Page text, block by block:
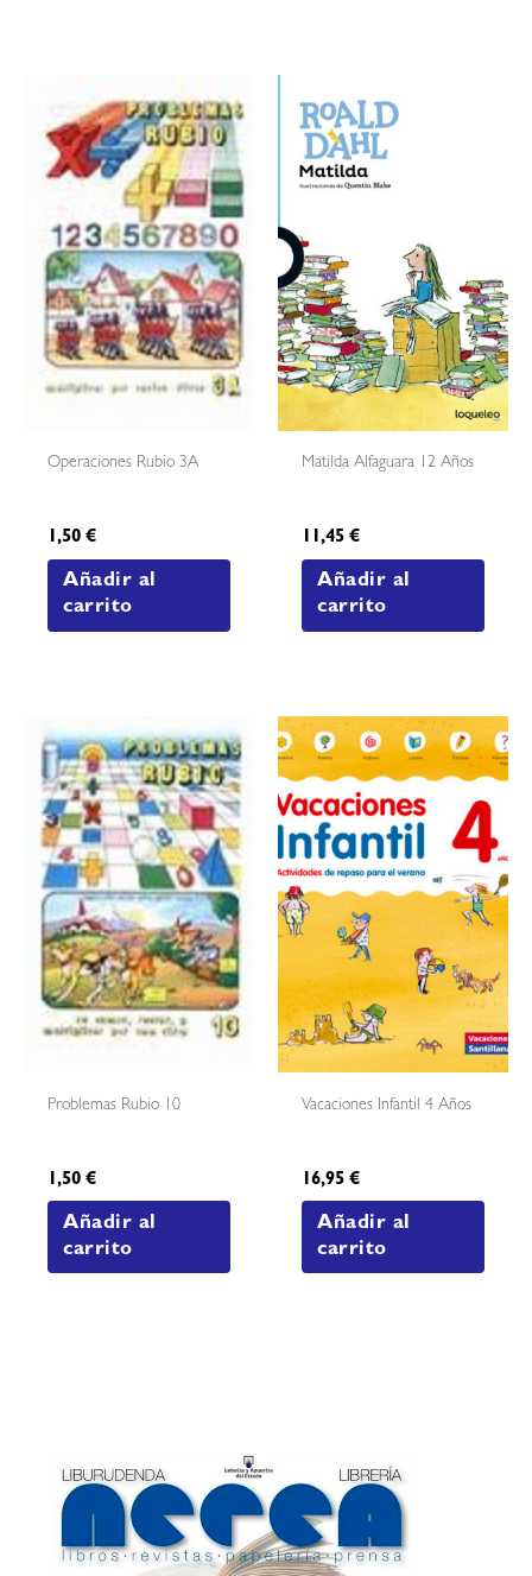
Operaciones Rubio 3A
1,50€
Añadir al
carrito
Matilda Alfaguara 12 Años
11,45€
Añadir al
carrito
Problemas Rubio 10
1,50€
Añadir al
carrito
Vacaciones Infantil 4 Años
16,95€
Añadir al
carrito